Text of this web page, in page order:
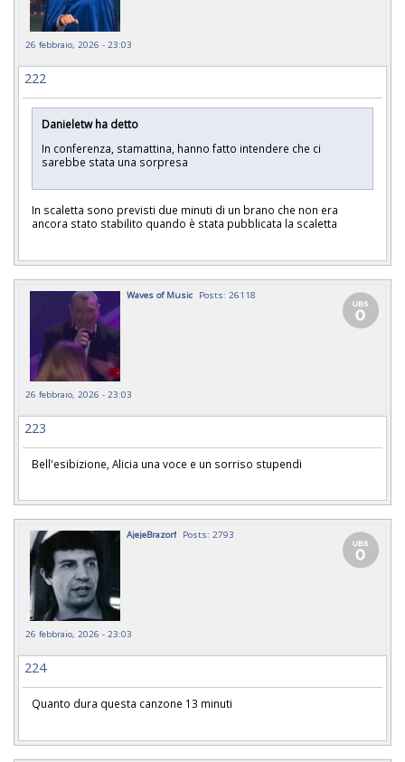
26 febbraio, 2026 - 23:03
222
Danieletw ha detto
In conferenza, stamattina, hanno fatto intendere che ci
sarebbe stata una sorpresa
In scaletta sono previsti due minuti di un brano che non era
ancora stato stabilito quando è stata pubblicata la scaletta
Waves of Music Posts: 26118
26 febbraio, 2026 - 23:03
223
Bell'esibizione, Alicia una voce e un sorriso stupendi
AjejeBrazorf Posts: 2793
26 febbraio, 2026 - 23:03
224
Quanto dura questa canzone 13 minuti